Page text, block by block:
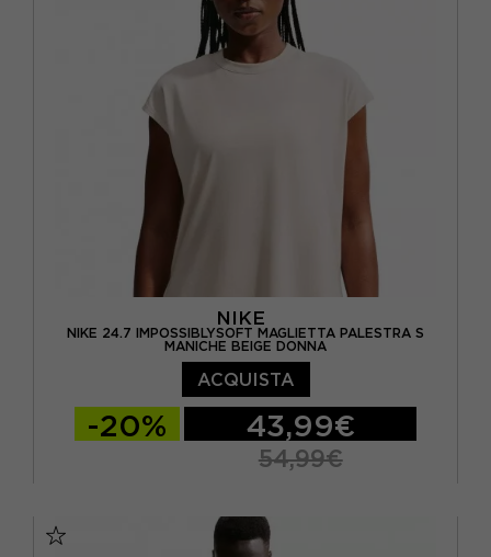
NIKE
NIKE 24.7 IMPOSSIBLYSOFT MAGLIETTA PALESTRA S
MANICHE BEIGE DONNA
ACQUISTA
-20% 43,99€
54,99€